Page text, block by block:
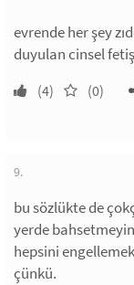
evrende her şey
duyulan cinsel
(4) (0)
9.
bu sözlükte de
yerde
hepsini
çünkü.